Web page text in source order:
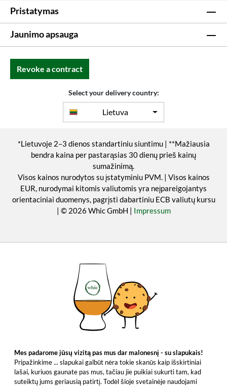
Pristatymas
Jaunimo apsauga
Revoke a contract
Select your delivery country:
Lietuva
*Lietuvoje 2–3 dienos standartiniu siuntimu | **Mažiausia
bendra kaina per pastarąsias 30 dienų prieš kainų
sumažinimą.
Visos kainos nurodytos su įstatyminiu PVM. | Visos kainos
EUR, nurodymai kitomis valiutomis yra neįpareigojantys
orientaciniai duomenys, pagrįsti dabartiniu ECB valiutų kursu
| © 2026 Whic GmbH | Impressum
Mes padarome jūsų vizitą pas mus dar malonesnį - su slapukais!
Pripažinkime ... slapukai galbūt nėra tokie skanūs kaip išskirtiniai
lašai, kuriuos gaunate pas mus, tačiau jie puikiai sukurti tam, kad
suteiktų jums geriausią patirtį. Todėl šioje svetainėje naudojami